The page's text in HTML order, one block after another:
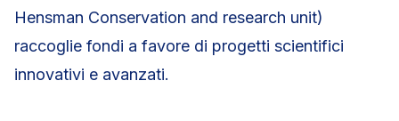
Hensman Conservation and research unit)
raccoglie fondi a favore di progetti scientifici
innovativi e avanzati.